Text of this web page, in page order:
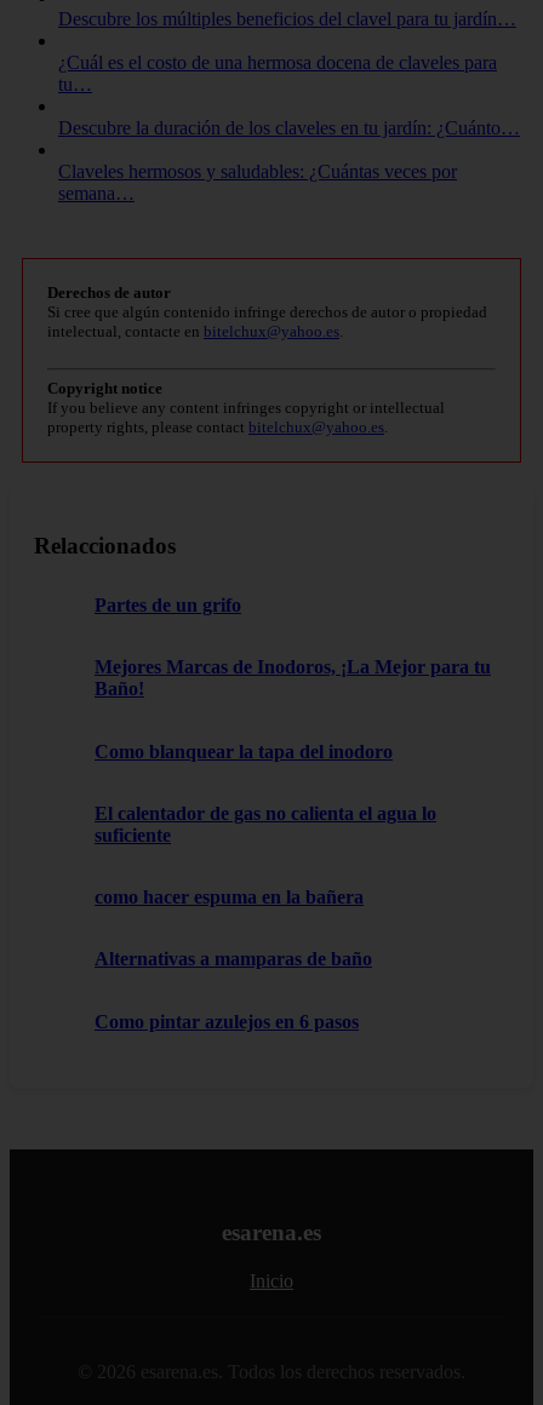
Descubre los múltiples beneficios del clavel para tu jardín…
¿Cuál es el costo de una hermosa docena de claveles para
tu…
Descubre la duración de los claveles en tu jardín: ¿Cuánto…
Claveles hermosos y saludables: ¿Cuántas veces por
semana…
Derechos de autor
Si cree que algún contenido infringe derechos de autor o propiedad
intelectual, contacte en bitelchux@yahoo.es
Copyright notice
If you believe any content infringes copyright or intellectual
property rights, please contact bitelchux@yahoo.es
Relaccionados
Partes de un grifo
Mejores Marcas de Inodoros, ¡La Mejor para tu
Baño!
Como blanquear la tapa del inodoro
El calentador de gas no calienta el agua lo
suficiente
como hacer espuma en la bañera
Alternativas a mamparas de baño
Como pintar azulejos en 6 pasos
esarena.es
Inicio
© 2026 esarena.es. Todos los derechos reservados.